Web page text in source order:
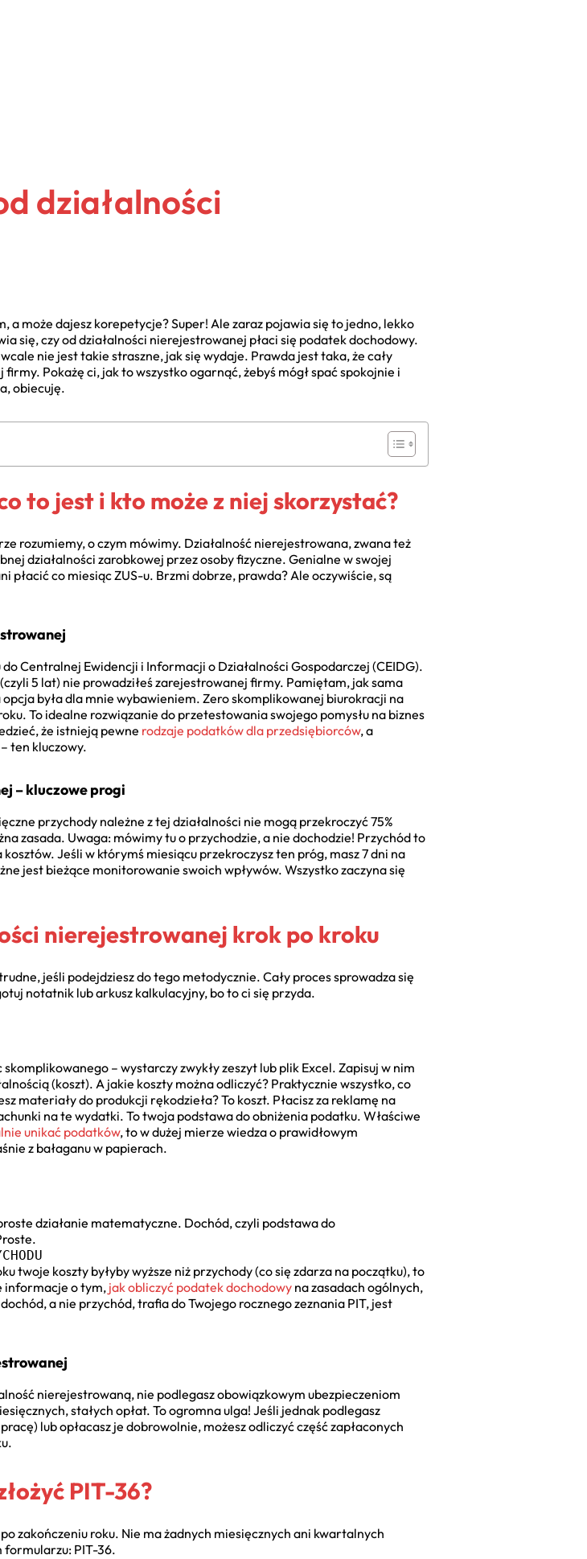
działalności
a może dajesz korepetycje? Super! Ale zaraz pojawia się to jedno, lekko
się, czy od działalności nierejestrowanej płaci się podatek dochodowy.
nie jest takie straszne, jak się wydaje. Prawda jest taka, że cały
Pokażę ci, jak to wszystko ogarnąć, żebyś mógł spać spokojnie i
obiecuję.
to jest i kto może z niej skorzystać?
rozumiemy, o czym mówimy. Działalność nierejestrowana, zwana też
działalności zarobkowej przez osoby fizyczne. Genialne w swojej
płacić co miesiąc ZUS-u. Brzmi dobrze, prawda? Ale oczywiście, są
Centralnej Ewidencji i Informacji o Działalności Gospodarczej (CEIDG).
5 lat) nie prowadziłeś zarejestrowanej firmy. Pamiętam, jak sama
była dla mnie wybawieniem. Zero skomplikowanej biurokracji na
To idealne rozwiązanie do przetestowania swojego pomysłu na biznes
że istnieją pewne rodzaje podatków dla przedsiębiorców, a
ten kluczowy.
– kluczowe progi
przychody należne z tej działalności nie mogą przekroczyć 75%
zasada. Uwaga: mówimy tu o przychodzie, a nie dochodzie! Przychód to
Jeśli w którymś miesiącu przekroczysz ten próg, masz 7 dni na
jest bieżące monitorowanie swoich wpływów. Wszystko zaczyna się
nierejestrowanej krok po kroku
jeśli podejdziesz do tego metodycznie. Cały proces sprowadza się
notatnik lub arkusz kalkulacyjny, bo to ci się przyda.
– wystarczy zwykły zeszyt lub plik Excel. Zapisuj w nim
(koszt). A jakie koszty można odliczyć? Praktycznie wszystko, co
materiały do produkcji rękodzieła? To koszt. Płacisz za reklamę na
na te wydatki. To twoja podstawa do obniżenia podatku. Właściwe
unikać podatków, to w dużej mierze wiedza o prawidłowym
z bałaganu w papierach.
działanie matematyczne. Dochód, czyli podstawa do
twoje koszty byłyby wyższe niż przychody (co się zdarza na początku), to
informacje o tym,jak obliczyć podatek dochodowy na zasadach ogólnych,
a nie przychód, trafia do Twojego rocznego zeznania PIT, jest
nierejestrowaną, nie podlegasz obowiązkowym ubezpieczeniom
stałych opłat. To ogromna ulga! Jeśli jednak podlegasz
lub opłacasz je dobrowolnie, możesz odliczyć część zapłaconych
PIT-36?
zakończeniu roku. Nie ma żadnych miesięcznych ani kwartalnych
formularzu: PIT-36.